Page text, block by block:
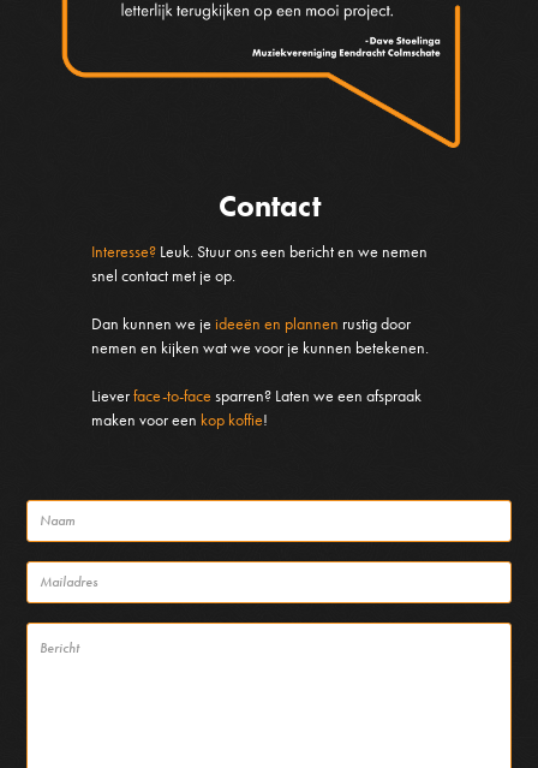
Contact
Interesse? Leuk. Stuur ons een bericht en we nemen
snel contact met je op.
Dan kunnen we jeideeën en plannen rustig door
nemen en kijken wat we voor je kunnen betekenen.
Lieverface-to-face sparren? Laten we een afspraak
maken voor een kop koffie!